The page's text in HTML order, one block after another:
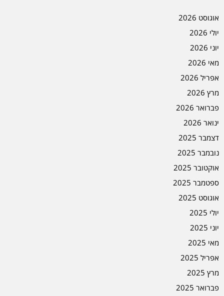
אוגוסט 2026
יולי 2026
יוני 2026
מאי 2026
אפריל 2026
מרץ 2026
פברואר 2026
ינואר 2026
דצמבר 2025
נובמבר 2025
אוקטובר 2025
ספטמבר 2025
אוגוסט 2025
יולי 2025
יוני 2025
מאי 2025
אפריל 2025
מרץ 2025
פברואר 2025